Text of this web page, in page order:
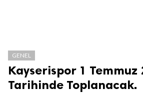
GENEL
Kayserispor 1 Temmuz
Tarihinde Toplanacak.